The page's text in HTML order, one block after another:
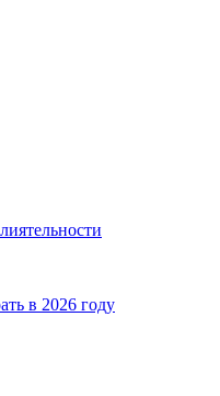
в 2026 году